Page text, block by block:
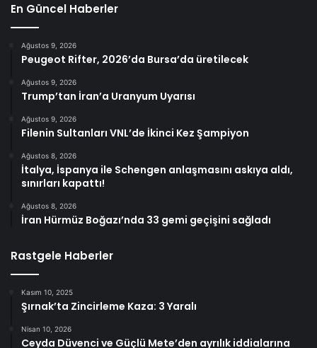
En Güncel Haberler
Ağustos 9, 2026
Peugeot Rifter, 2026’da Bursa’da üretilecek
Ağustos 9, 2026
Trump’tan İran’a Uranyum Uyarısı
Ağustos 9, 2026
Filenin Sultanları VNL’de İkinci Kez Şampiyon
Ağustos 8, 2026
İtalya, İspanya ile Schengen anlaşmasını askıya aldı,
sınırları kapattı!
Ağustos 8, 2026
İran Hürmüz Boğazı’nda 33 gemi geçişini sağladı
Rastgele Haberler
Kasım 10, 2025
Şırnak’ta Zincirleme Kaza: 3 Yaralı
Nisan 10, 2026
Ceyda Düvenci ve Güçlü Mete’den ayrılık iddialarına